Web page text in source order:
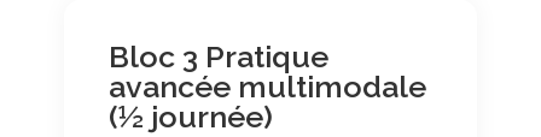
Bloc 3 Pratique
avancée multimodale
(½ journée)